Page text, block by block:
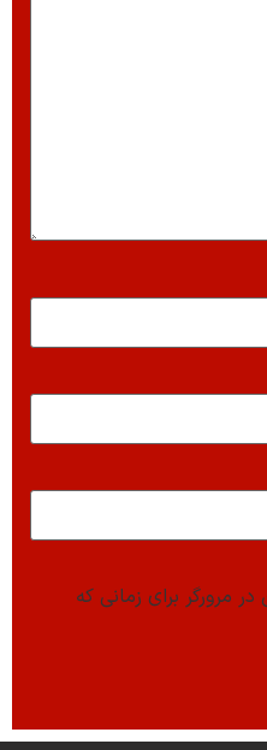
مرورگر برای زمانی که